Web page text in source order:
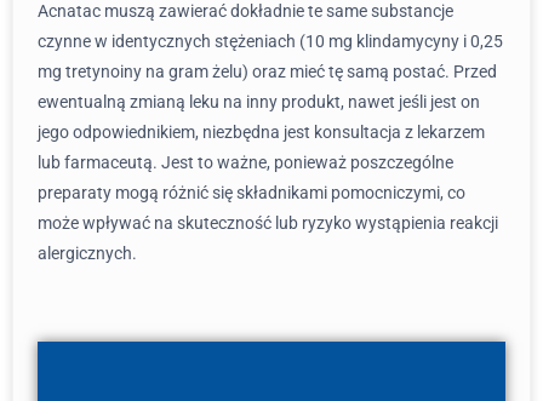
Acnatac muszą zawierać dokładnie te same substancje
czynne w identycznych stężeniach (10 mg klindamycyny i 0,25
mg tretynoiny na gram żelu) oraz mieć tę samą postać. Przed
ewentualną zmianą leku na inny produkt, nawet jeśli jest on
jego odpowiednikiem, niezbędna jest konsultacja z lekarzem
lub farmaceutą. Jest to ważne, ponieważ poszczególne
preparaty mogą różnić się składnikami pomocniczymi, co
może wpływać na skuteczność lub ryzyko wystąpienia reakcji
alergicznych.